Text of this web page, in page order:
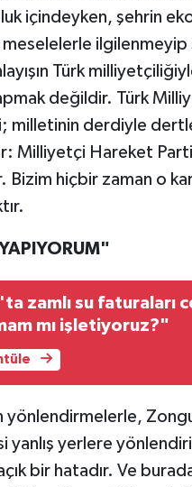
içindeyken, şehrin
Türk
değildir. Türk
milletinin derdiyle
Milliyetçi Hareket
Bizim hiçbir zaman o
zamlı su faturaları
mı işletiyoruz?"
yönlendirmelerle,
yanlış yerlere
bir hatadır. Ve